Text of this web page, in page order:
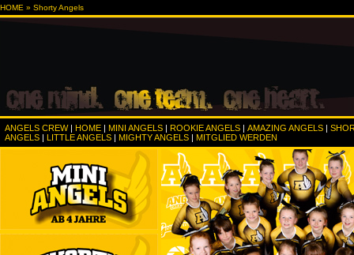
HOME » Shorty Angels
ANGELS CREW| HOME | MINI ANGELS | ROOKIE ANGELS | AMAZING ANGELS |
ANGELS | LITTLE ANGELS | MIGHTY ANGELS | MITGLIED WERDEN